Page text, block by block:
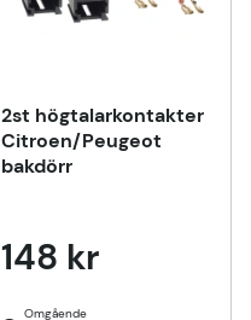
2st högtalarkontakter
Citroen/Peugeot
bakdörr
148 kr